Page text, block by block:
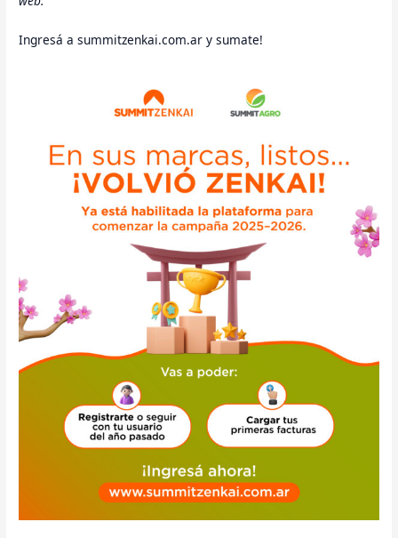
Ingresá a summitzenkai.com.ar y sumate!